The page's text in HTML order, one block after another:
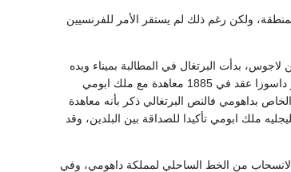
في 4 فبراير 1879، وعين مندوب فرنسي في المنطقة، ولكن رغم ذلك لم يستقر الأمر للفرنسيين
بدأت البرتغال في المطالبة بميناء ويده
باعتباره جزءا من ممتلكاتها، واعتبرت بأن لها حقوقا تاريخية في المنطقة كما استندت على أن التاجر البرتغالي جوليانو داسوزا عقد في 1885 معاهدة مع ملك ابومي
بداهومي فالنص البرتغالي ذكر بأنه معاهدة
ملك ابومي تأكيدا للصداقة بين البلدين، وقد
في لندن عن عزم بلاده على الانسحاب من الخط الساحلي لمملكة داهومي، وفي